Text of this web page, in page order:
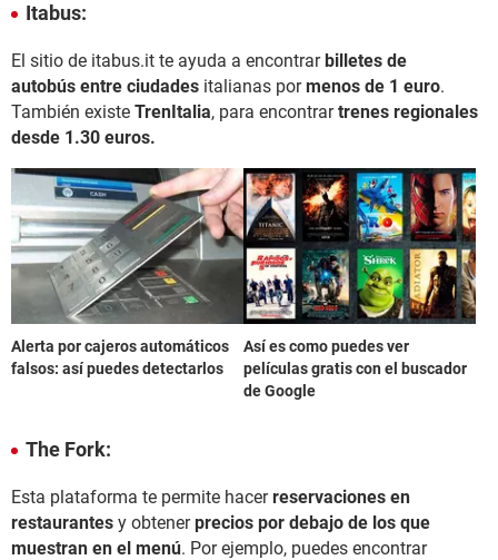
Itabus:
El sitio de itabus.it te ayuda a encontrarbilletes de
autobús entre ciudades italianas pormenos de 1 euro.
También existe TrenItalia, para encontrartrenes regionales
desde 1.30 euros.
Alerta por cajeros automáticos
falsos: así puedes detectarlos
Así es como puedes ver
películas gratis con el buscador
de Google
The Fork:
Esta plataforma te permite hacerreservaciones en
restaurantes y obtenerprecios por debajo de los que
muestran en el menú. Por ejemplo, puedes encontrar